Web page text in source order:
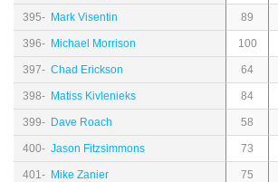
395- Mark Visentin 89
396- Michael Morrison 100
397- Chad Erickson 64
398- Matiss Kivlenieks 84
399- Dave Roach 58
400- Jason Fitzsimmons 73
401- Mike Zanier 75